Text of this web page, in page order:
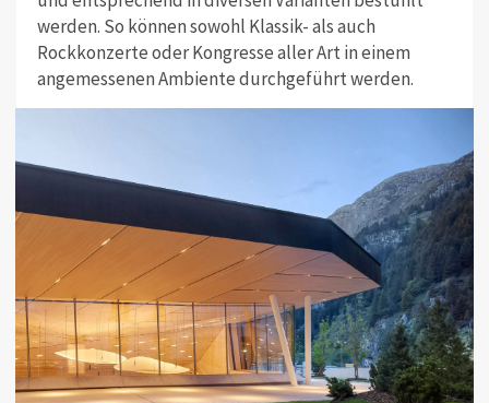
werden. So können sowohl Klassik- als auch
Rockkonzerte oder Kongresse aller Art in einem
angemessenen Ambiente durchgeführt werden.